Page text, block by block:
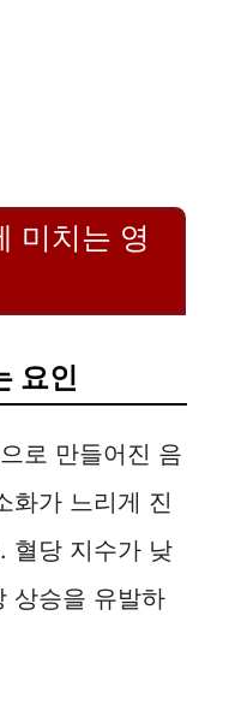
미치는 영
요인
로 만들어진 음
화가 느리게 진
혈당 지수가 낮
상승을 유발하